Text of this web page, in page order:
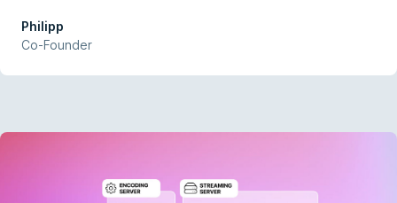
Philipp
Co-Founder